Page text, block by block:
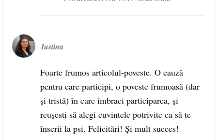
Iustina
Foarte frumos articolul-poveste. O cauză
pentru care participi, o poveste frumoasă (dar
şi tristă) în care îmbraci participarea, şi
reuşesti să alegi cuvintele potrivite ca să te
înscrii la psi. Felicitări! Şi mult succes!